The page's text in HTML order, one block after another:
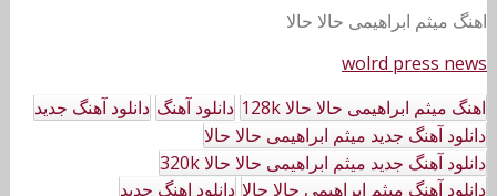
اهنگ میثم ابراهیمی حالا حالا
wolrd press news
اهنگ میثم ابراهیمی حالا حالا 128k
دانلود آهنگ دانلود آهنگ جدید
دانلود آهنگ جدید میثم ابراهیمی حالا حالا
دانلود آهنگ جدید میثم ابراهیمی حالا حالا 320k
دانلود آهنگ میثم ابراهیمی حالا حالا دانلود اهنگ جدید